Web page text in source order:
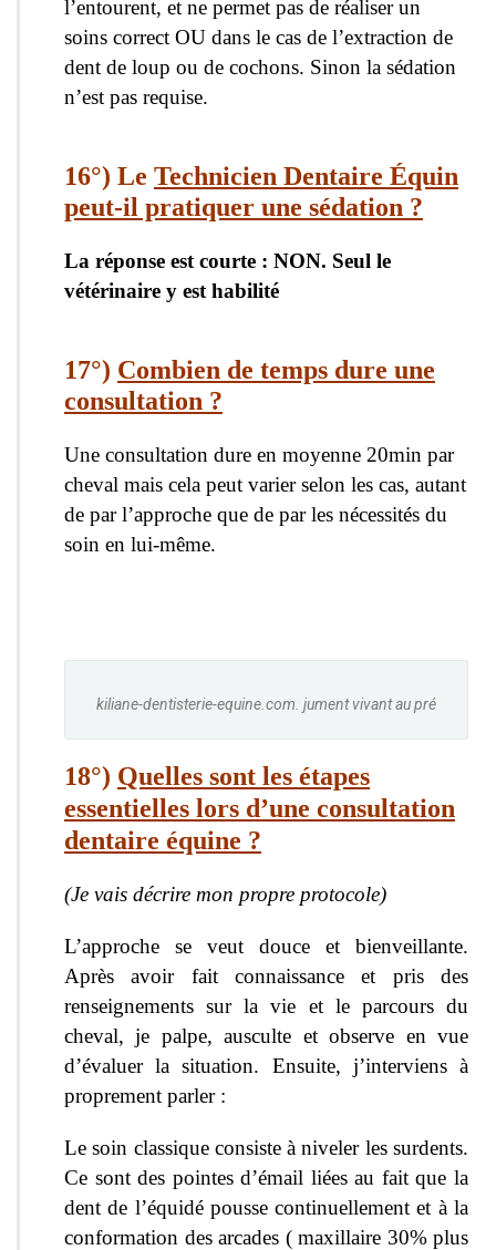
l’entourent, et ne permet pas de réaliser un
soins correct OU dans le cas de l’extraction de
dent de loup ou de cochons. Sinon la sédation
n’est pas requise.
16°) Le Technicien Dentaire Équin
peut-il pratiquer une sédation ?
La réponse est courte : NON. Seul le
vétérinaire y est habilité
17°) Combien de temps dure une
consultation ?
Une consultation dure en moyenne 20min par
cheval mais cela peut varier selon les cas, autant
de par l’approche que de par les nécessités du
soin en lui-même.
kiliane-dentisterie-equine.com. jument vivant au pré
18°) Quelles sont les étapes
essentielles lors d’une consultation
dentaire équine ?
(Je vais décrire mon propre protocole)
L’approche se veut douce et bienveillante.
Après avoir fait connaissance et pris des
renseignements sur la vie et le parcours du
cheval, je palpe, ausculte et observe en vue
d’évaluer la situation. Ensuite, j’interviens à
proprement parler :
Le soin classique consiste à niveler les surdents.
Ce sont des pointes d’émail liées au fait que la
dent de l’équidé pousse continuellement et à la
conformation des arcades ( maxillaire 30% plus